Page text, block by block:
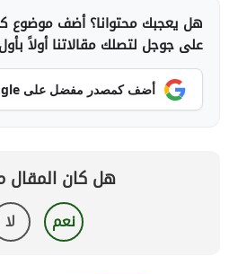
هل يعجبك محتوانا؟ أضف موضوع
على جوجل لتصلك مقالاتنا أولاً
أضف كمصدر مفضل على Google
هل كان المقال
نعم لا